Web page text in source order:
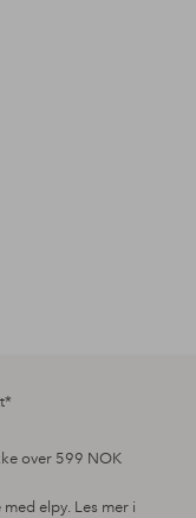
over 599 NOK
med elpy. Les mer i